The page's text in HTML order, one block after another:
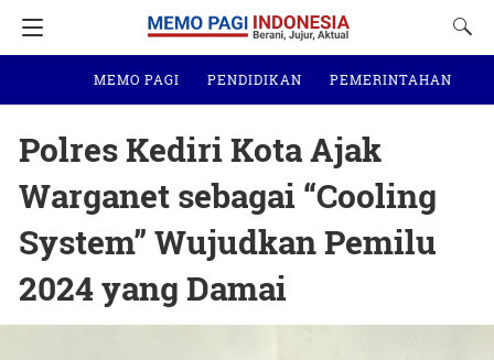
MEMO PAGI PENDIDIKAN PEMERINTAHAN
Polres Kediri Kota Ajak
Warganet sebagai “Cooling
System” Wujudkan Pemilu
2024 yang Damai